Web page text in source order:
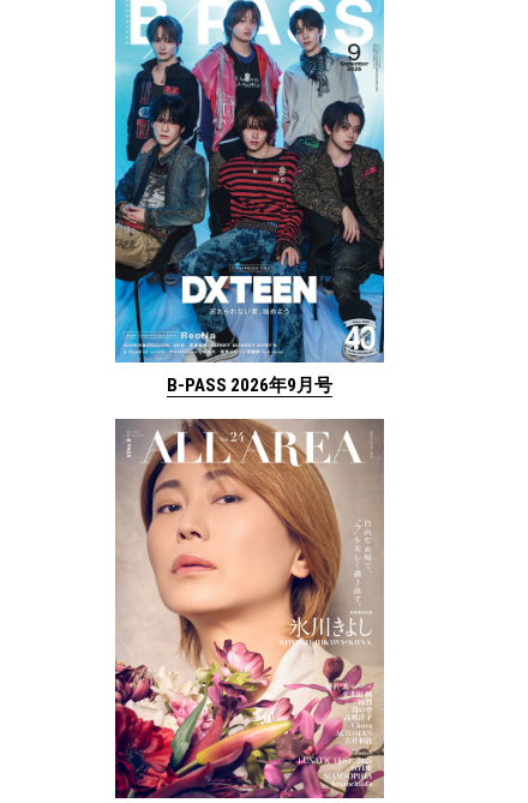
B-PASS 2026年9月号